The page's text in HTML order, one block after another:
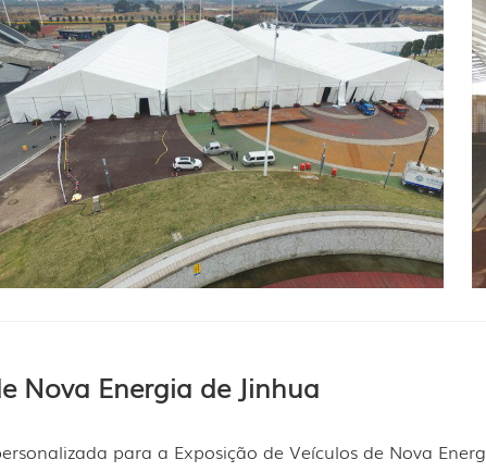
Nova Energia de Jinhua
para a Exposição de Veículos de Nova